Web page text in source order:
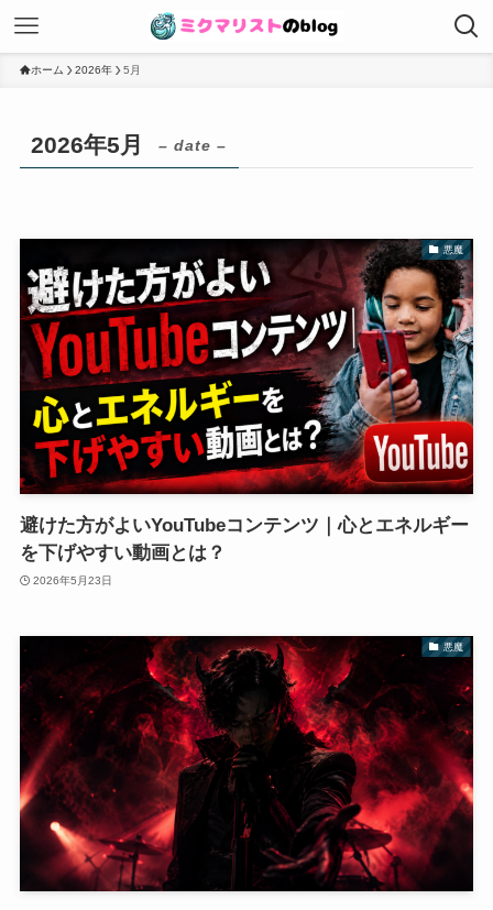
ホーム 2026年 5月
2026年5月 – date –
悪魔
避けた方がよいYouTubeコンテンツ｜心とエネルギー
を下げやすい動画とは？
2026年5月23日
悪魔